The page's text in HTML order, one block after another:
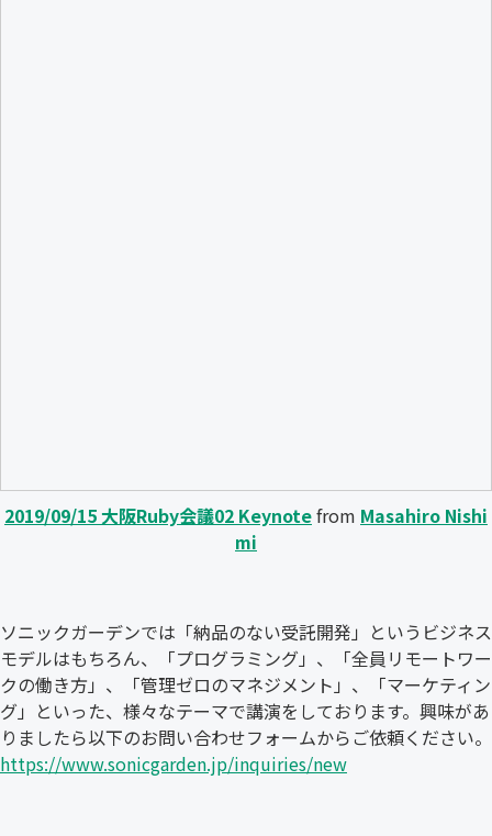
2019/09/15 大阪Ruby会議02 Keynotefrom Masahiro Nishi
mi
ソニックガーデンでは「納品のない受託開発」というビジネス
モデルはもちろん、「プログラミング」、「全員リモートワー
クの働き方」、「管理ゼロのマネジメント」、「マーケティン
グ」といった、様々なテーマで講演をしております。興味があ
りましたら以下のお問い合わせフォームからご依頼ください。
https://www.sonicgarden.jp/inquiries/new